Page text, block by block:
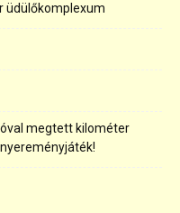
üdülőkomplexum
megtett kilométer